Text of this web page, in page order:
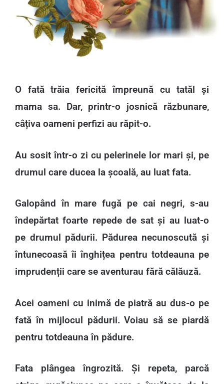
O fată trăia fericită împreună cu tatăl și
mama sa. Dar, printr-o josnică răzbunare,
câțiva oameni perfizi au răpit-o.
Au sosit într-o zi cu pelerinele lor mari și, pe
drumul care ducea la școală, au luat fata.
Galopând în mare fugă pe cai negri, s-au
îndepărtat foarte repede de sat și au luat-o
pe drumul pădurii. Pădurea necunoscută și
întunecoasă îi înghițea pentru totdeauna pe
imprudenții care se aventurau fără călăuză.
Acei oameni cu inimă de piatră au dus-o pe
fată în mijlocul pădurii. Voiau să se piardă
pentru totdeauna în pădure.
Fata plângea îngrozită. Și repeta, parcă